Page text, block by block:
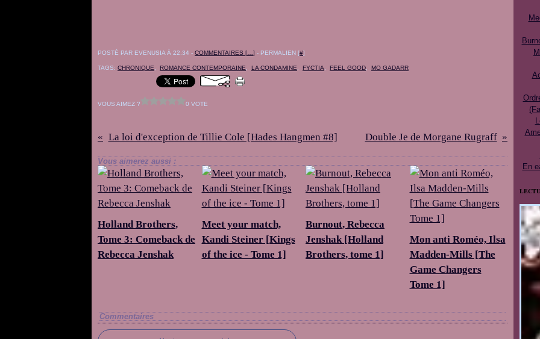
POSTÉ PAR EVENUSIA À 22:34 - COMMENTAIRES [ ] - PERMALIEN [#]
TAGS: CHRONIQUE ROMANCE CONTEMPORAINE LA CONDAMINE FYCTIA FEEL GOOD MO GADARR
VOUS AIMEZ ? 0 VOTE
La loi d'exception de Tillie Cole [Hades Hangmen #8] Double Je de Morgane Rugraff
Vous aimerez aussi :
Holland Brothers,
Tome 3: Comeback de
Rebecca Jenshak
Meet your match,
Kandi Steiner [Kings
of the ice - Tome 1]
Burnout, Rebecca
Jenshak [Holland
Brothers, tome 1]
Mon anti Roméo, Ilsa
Madden-Mills [The
Game Changers
Tome 1]
Commentaires
En